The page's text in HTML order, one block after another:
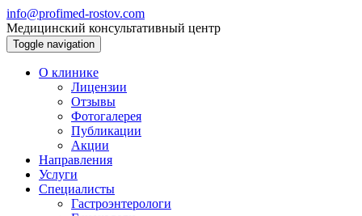
info@profimed-rostov.com
Медицинский консультативный центр
Toggle navigation
О клинике
Лицензии
Отзывы
Фотогалерея
Публикации
Акции
Направления
Услуги
Специалисты
Гастроэнтерологи